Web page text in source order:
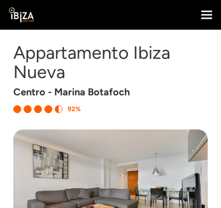
Appartamento Ibiza
Nueva
Centro - Marina Botafoch
92%